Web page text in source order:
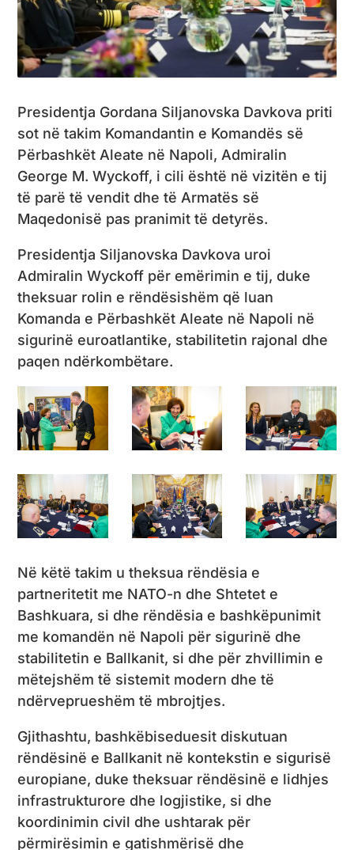
Presidentja Gordana Siljanovska Davkova priti
sot në takim Komandantin e Komandës së
Përbashkët Aleate në Napoli, Admiralin
George M. Wyckoff, i cili është në vizitën e tij
të parë të vendit dhe të Armatës së
Maqedonisë pas pranimit të detyrës.
Presidentja Siljanovska Davkova uroi
Admiralin Wyckoff për emërimin e tij, duke
theksuar rolin e rëndësishëm që luan
Komanda e Përbashkët Aleate në Napoli në
sigurinë euroatlantike, stabilitetin rajonal dhe
paqen ndërkombëtare.
Në këtë takim u theksua rëndësia e
partneritetit me NATO-n dhe Shtetet e
Bashkuara, si dhe rëndësia e bashkëpunimit
me komandën në Napoli për sigurinë dhe
stabilitetin e Ballkanit, si dhe për zhvillimin e
mëtejshëm të sistemit modern dhe të
ndërveprueshëm të mbrojtjes.
Gjithashtu, bashkëbiseduesit diskutuan
rëndësinë e Ballkanit në kontekstin e sigurisë
europiane, duke theksuar rëndësinë e lidhjes
infrastrukturore dhe logjistike, si dhe
koordinimin civil dhe ushtarak për
përmirësimin e gatishmërisë dhe